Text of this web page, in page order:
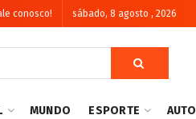
conosco! sábado, 8 agosto , 2026
MUNDO ESPORTE AUTO